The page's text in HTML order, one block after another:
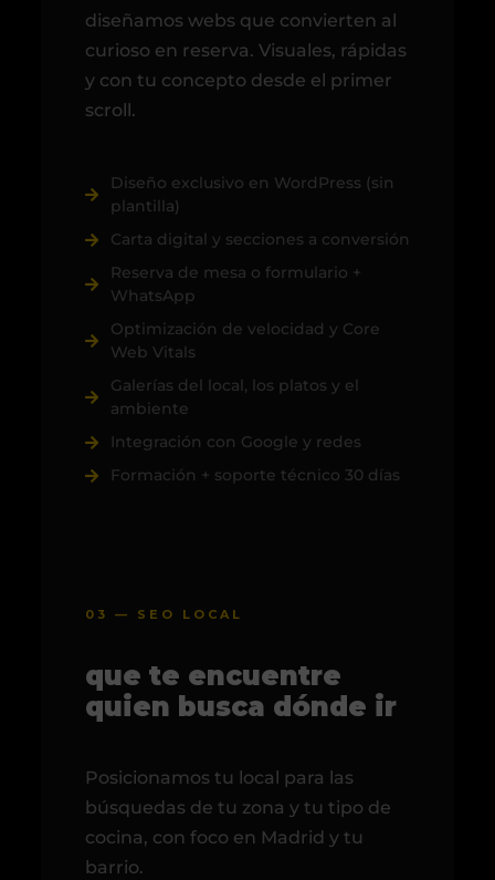
diseñamos webs que convierten al
curioso en reserva. Visuales, rápidas
y con tu concepto desde el primer
scroll.
Diseño exclusivo en WordPress (sin
plantilla)
Carta digital y secciones a conversión
Reserva de mesa o formulario +
WhatsApp
Optimización de velocidad y Core
Web Vitals
Galerías del local, los platos y el
ambiente
Integración con Google y redes
Formación + soporte técnico 30 días
03 — SEO LOCAL
que te encuentre
quien busca dónde ir
Posicionamos tu local para las
búsquedas de tu zona y tu tipo de
cocina, con foco en Madrid y tu
barrio.